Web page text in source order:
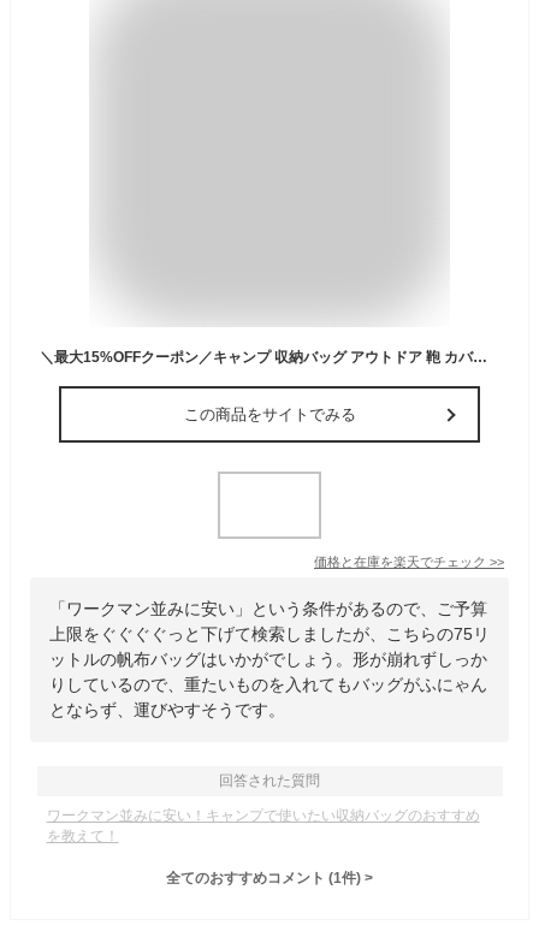
＼最大15%OFFクーポン／キャンプ 収納バッグ アウトドア 鞄 カバン 大容量 ボストンバッグ キャンプ用品 運搬 帆布 頑丈 食器 寝袋 大型 75L
この商品をサイトでみる
価格と在庫を楽天でチェック >>
「ワークマン並みに安い」という条件があるので、ご予算
上限をぐぐぐぐっと下げて検索しましたが、こちらの75リ
ットルの帆布バッグはいかがでしょう。形が崩れずしっか
りしているので、重たいものを入れてもバッグがふにゃん
とならず、運びやすそうです。
回答された質問
ワークマン並みに安い！キャンプで使いたい収納バッグのおすすめ
を教えて！
全てのおすすめコメント (1件) >